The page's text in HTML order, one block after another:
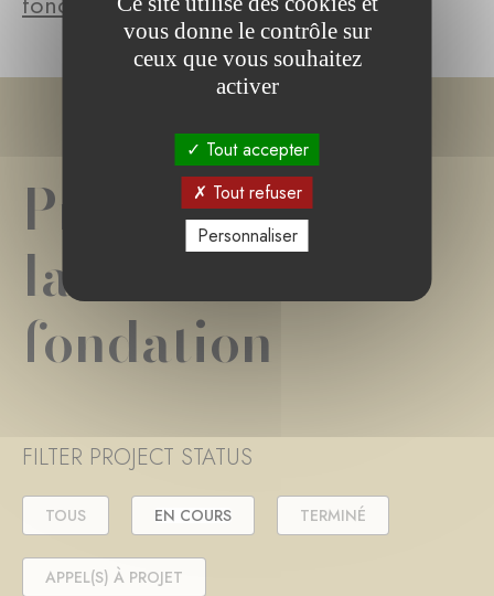
Projet(s) de
la
fondation
FILTER PROJECT STATUS
TOUS EN COURS TERMINÉ
APPEL(S) À PROJET
vous donne le contrôle sur
ceux que vous souhaitez
activer
Tout accepter
Tout refuser
Personnaliser